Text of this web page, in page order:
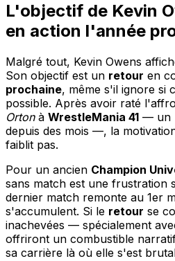
L'objectif de Kevin
en action l'année
Malgré tout, Kevin Owens
Son objectif est un retour en
prochaine, même s'il ignore si
possible. Après avoir raté
Ortonà WrestleMania 41 — un
depuis des mois —, la
faiblit pas.
Pour un ancien Champion
sans match est une frustration
dernier match remonte au 1er
s'accumulent. Si le retour se
inachevées — spécialement
offriront un combustible
sa carrière là où elle s'est